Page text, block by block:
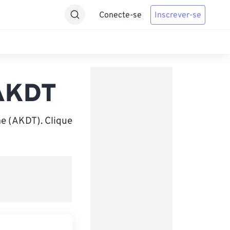
Conecte-se Inscrever-se
(AKDT). Clique